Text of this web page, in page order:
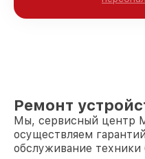
Ремонт
Мы, сервисный центр
осуществляем
обслуживание